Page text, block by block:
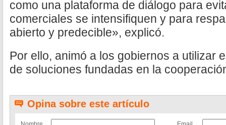
como una plataforma de diálogo para
comerciales se intensifiquen y para
abierto y predecible», explicó.
Por ello, animó a los gobiernos a utilizar
de soluciones fundadas en la
Opina sobre este artículo